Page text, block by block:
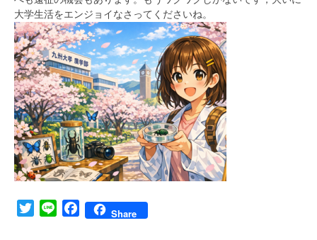
大学生活をエンジョイなさってくださいね。
TwitterLine FacebookShare